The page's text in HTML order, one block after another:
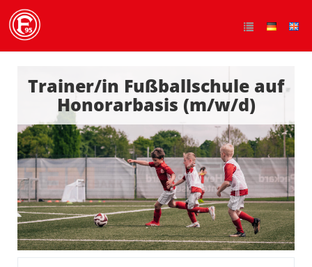
Trainer/in Fußballschule auf
Honorarbasis (m/w/d)